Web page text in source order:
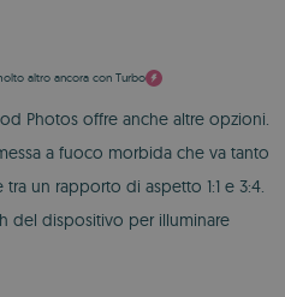
altro ancora con Turbo
Photos offre anche altre opzioni.
a fuoco morbida che va tanto
un rapporto di aspetto 1:1 e 3:4.
del dispositivo per illuminare